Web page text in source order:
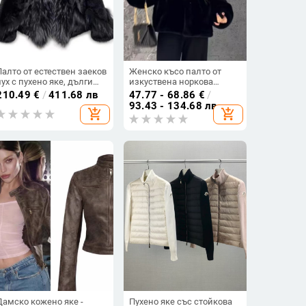
от естествен заеков
с пухено яке, дълги
дамски зимен
€ /411.68 лв
add_shopping_cart
Женско късо палто от
изкуствена норкова
козина за зима, с
удебелена екологично
чиста козина и висока яка
47.77 - 68.86 € /
93.43 - 134.68 лв
add_shopping_cart
кожено яке - Пухено яке със стойкова